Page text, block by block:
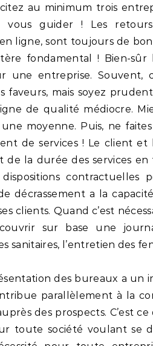
au minimum trois
vous guider ! Les
ligne, sont toujours de
fondamental ! Bien-
une entreprise. Souvent,
faveurs, mais soyez
de qualité médiocre.
une moyenne. Puis, ne
de services ! Le client
de la durée des services
dispositions contractuelles
décrassement a la
clients. Quand c’est
sur base une
sanitaires, l’entretien des
des bureaux a un
parallèlement à la
des prospects. C’est
toute société voulant se